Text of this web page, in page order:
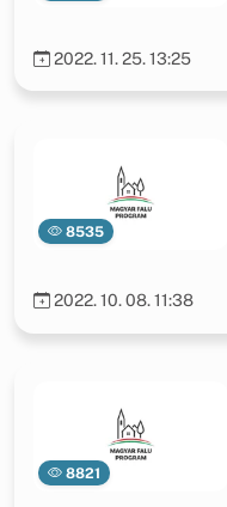
2022. 11. 25. 13:25
8535
2022. 10. 08. 11:38
8821